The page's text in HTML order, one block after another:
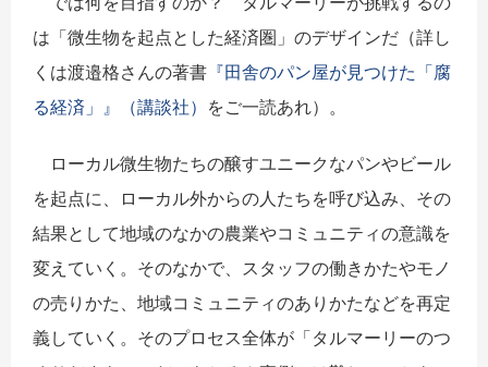
は「微生物を起点とした経済圏」のデザインだ（詳し
くは渡邉格さんの著書 『田舎のパン屋が見つけた「腐
る経済」』（講談社） をご一読あれ）。
ローカル微生物たちの醸すユニークなパンやビール
を起点に、ローカル外からの人たちを呼び込み、その
結果として地域のなかの農業やコミュニティの意識を
変えていく。そのなかで、スタッフの働きかたやモノ
の売りかた、地域コミュニティのありかたなどを再定
義していく。そのプロセス全体が「タルマーリーのつ